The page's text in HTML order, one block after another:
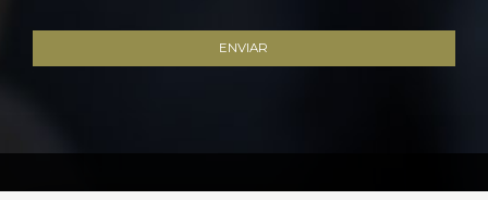
ENVIAR